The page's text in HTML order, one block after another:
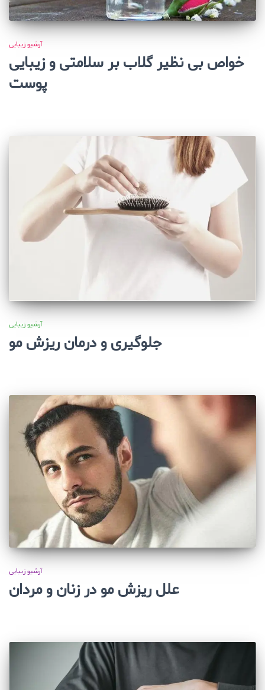
آرشیو زیبایی
خواص بی نظیر گلاب بر سلامتی و زیبایی
پوست
آرشیو زیبایی
جلوگیری و درمان ریزش مو
آرشیو زیبایی
علل ریزش مو در زنان و مردان